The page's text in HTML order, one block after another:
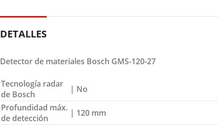
DETALLES
Detector de materiales Bosch GMS-120-27
Tecnología radar
de Bosch
| No
Profundidad máx.
de detección
| 120 mm